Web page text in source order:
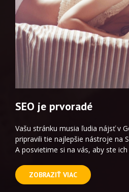
SEO je prvoradé
Vašu stránku musia ľudia nájsť v
pripravili tie najlepšie nástroje na
A posvietime si na vás, aby ste ich
ZOBRAZIŤ VIAC